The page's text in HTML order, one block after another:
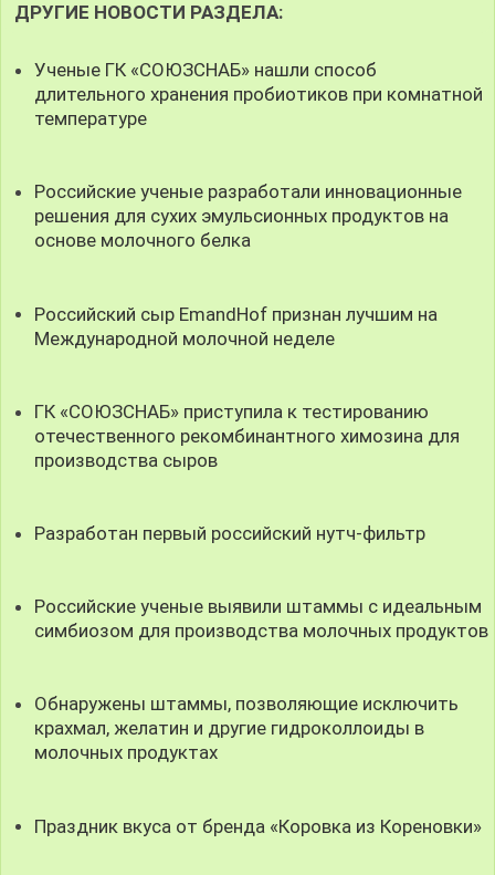
ДРУГИЕ НОВОСТИ РАЗДЕЛА:
Ученые ГК «СОЮЗСНАБ» нашли способ
длительного хранения пробиотиков при комнатной
температуре
Российские ученые разработали инновационные
решения для сухих эмульсионных продуктов на
основе молочного белка
Российский сыр EmandHof признан лучшим на
Международной молочной неделе
ГК «СОЮЗСНАБ» приступила к тестированию
отечественного рекомбинантного химозина для
производства сыров
Разработан первый российский нутч-фильтр
Российские ученые выявили штаммы с идеальным
симбиозом для производства молочных продуктов
Обнаружены штаммы, позволяющие исключить
крахмал, желатин и другие гидроколлоиды в
молочных продуктах
Праздник вкуса от бренда «Коровка из Кореновки»